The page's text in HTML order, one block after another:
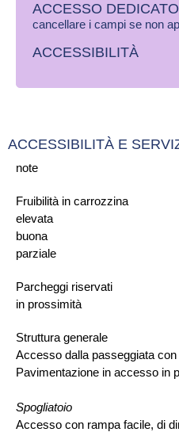
ACCESSO
cancellare i campi se non
ACCESSIBILITÀ
note
Fruibilità in carrozzina
elevata
buona
parziale
Parcheggi riservati
in prossimità
Struttura generale
Accesso dalla passeggiata
Pavimentazione in accesso in
Spogliatoio
Accesso con rampa facile, di
ACCESSIBILITÀ E